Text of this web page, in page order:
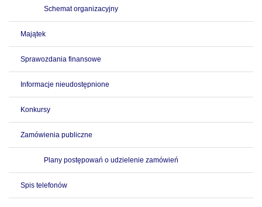
Schemat organizacyjny
Majątek
Sprawozdania finansowe
Informacje nieudostępnione
Konkursy
Zamówienia publiczne
Plany postępowań o udzielenie zamówień
Spis telefonów